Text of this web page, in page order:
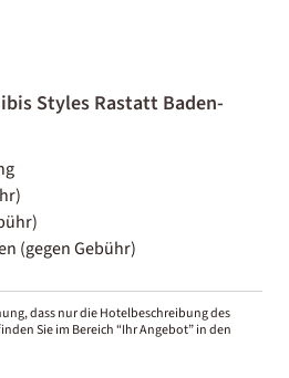
Styles Rastatt Baden-
(gegen Gebühr)
dass nur die Hotelbeschreibung des
Sie im Bereich “Ihr Angebot” in den